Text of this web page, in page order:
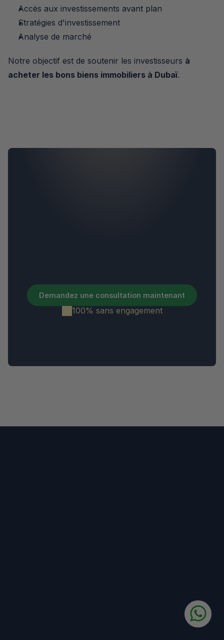
Accès aux investissements avant plan
Stratégies d'investissement
Analyse de marché
Notre objectif est de soutenir les investisseurs à
acheter les bons biens immobiliers à Dubaï.
à Dubaï
Demandez une consultation maintenant
100% sans engagement